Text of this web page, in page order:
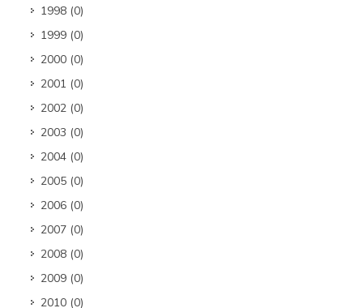
1998 (0)
1999 (0)
2000 (0)
2001 (0)
2002 (0)
2003 (0)
2004 (0)
2005 (0)
2006 (0)
2007 (0)
2008 (0)
2009 (0)
2010 (0)